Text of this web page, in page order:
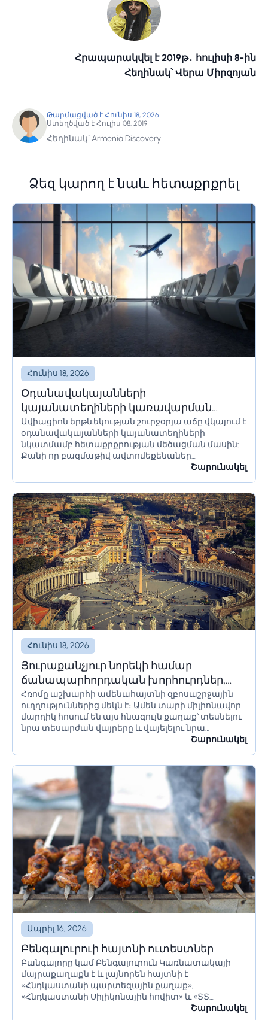
Հրապարակվել է 2019թ․ հուլիսի 8-ին
Հեղինակ՝ Վերա Միրզոյան
Ստեղծված է Հուլիս 08, 2019
Թարմացված է Հունիս 18, 2026
Հեղինակ՝ Armenia Discovery
Ձեզ կարող է նաև հետաքրքրել
Հունիս 18, 2026
Օդանավակայանների
կայանատեղիների կառավարման
լուծումներ և համակարգեր
Ավիացիոն երթևեկության շուրջօրյա աճը վկայում է
օդանավակայանների կայանատեղիների
նկատմամբ հետաքրքրության մեծացման մասին:
Քանի որ բազմաթիվ ավտոմեքենաներ
օդանավակայանի տարածքում մնում են երկար
ճիշտ հաշվարկվեն՝ անցանկալի հետևանքներից
խուսափելու համար:...
Շարունակել
Հունիս 18, 2026
Յուրաքանչյուր նորեկի համար
ճանապարհորդական խորհուրդներ,
որոնք պետք է իմանա Հռոմ գնալուց
առաջ
Հռոմը աշխարհի ամենահայտնի զբոսաշրջային
ուղղություններից մեկն է։ Ամեն տարի միլիոնավոր
մարդիկ հոսում են այս հնագույն քաղաք՝ տեսնելու
նրա տեսարժան վայրերը և վայելելու նրա
մշակույթը։ Եթե մոտ ժամանակներս պլանավորում
Շարունակել
Ապրիլ 16, 2026
Բենգալուրուի հայտնի ուտեստներ
Բանգալորը կամ Բենգալուրուն Կառնատակայի
մայրաքաղաքն է և լայնորեն հայտնի է
«Հնդկաստանի պարտեզային քաղաք»,
«Հնդկաստանի Սիլիկոնային հովիտ» և «ՏՏ
կենտրոն» անուններով։ Այն ունի հսկայականՇարունակել